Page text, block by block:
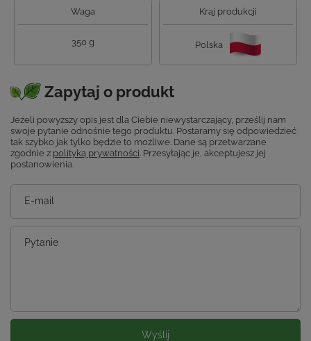
Waga
350 g
Kraj produkcji
Polska
Zapytaj o produkt
Jeżeli powyższy opis jest dla Ciebie niewystarczający, prześlij nam
swoje pytanie odnośnie tego produktu. Postaramy się odpowiedzieć
tak szybko jak tylko będzie to możliwe. Dane są przetwarzane
zgodnie z polityką prywatności. Przesyłając je, akceptujesz jej
postanowienia.
E-mail
Pytanie
Wyślij